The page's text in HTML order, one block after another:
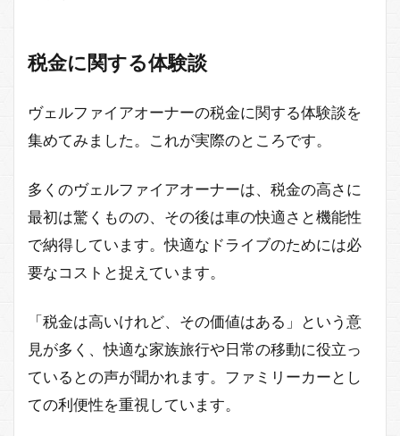
税金に関する体験談
ヴェルファイアオーナーの税金に関する体験談を
集めてみました。これが実際のところです。
多くのヴェルファイアオーナーは、税金の高さに
最初は驚くものの、その後は車の快適さと機能性
で納得しています。快適なドライブのためには必
要なコストと捉えています。
「税金は高いけれど、その価値はある」という意
見が多く、快適な家族旅行や日常の移動に役立っ
ているとの声が聞かれます。ファミリーカーとし
ての利便性を重視しています。